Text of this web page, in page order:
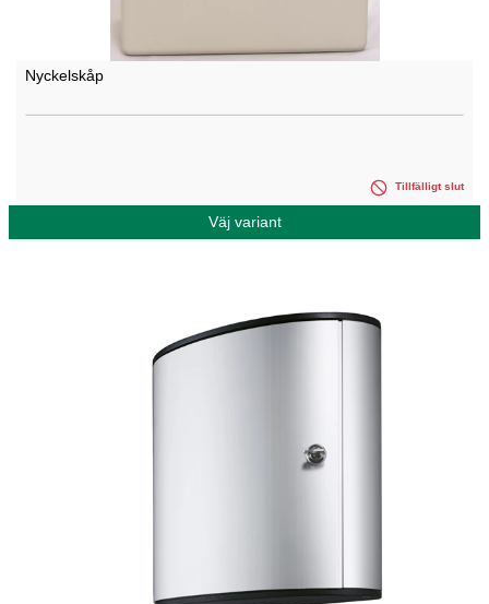
Nyckelskåp
Tillfälligt slut
Väj variant